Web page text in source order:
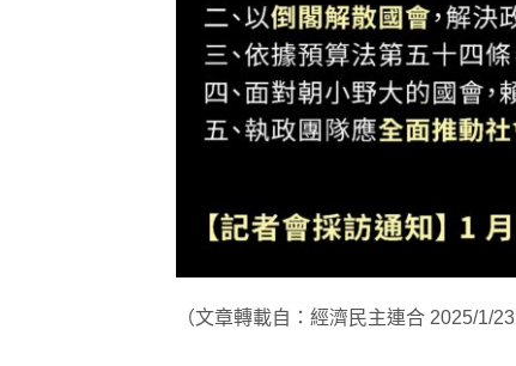
（文章轉載自：經濟民主連合 2025/1/23